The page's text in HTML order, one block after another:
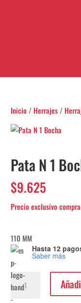
Inicio / Herrajes /
Pata N 1
$9.625
110 MM
Hasta 12
Saber más
Pata
N